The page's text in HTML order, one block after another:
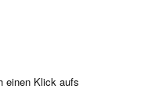
einen Klick aufs